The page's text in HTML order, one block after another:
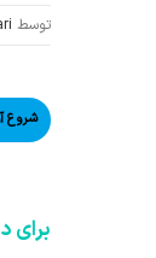
توسط
تصویر
برای